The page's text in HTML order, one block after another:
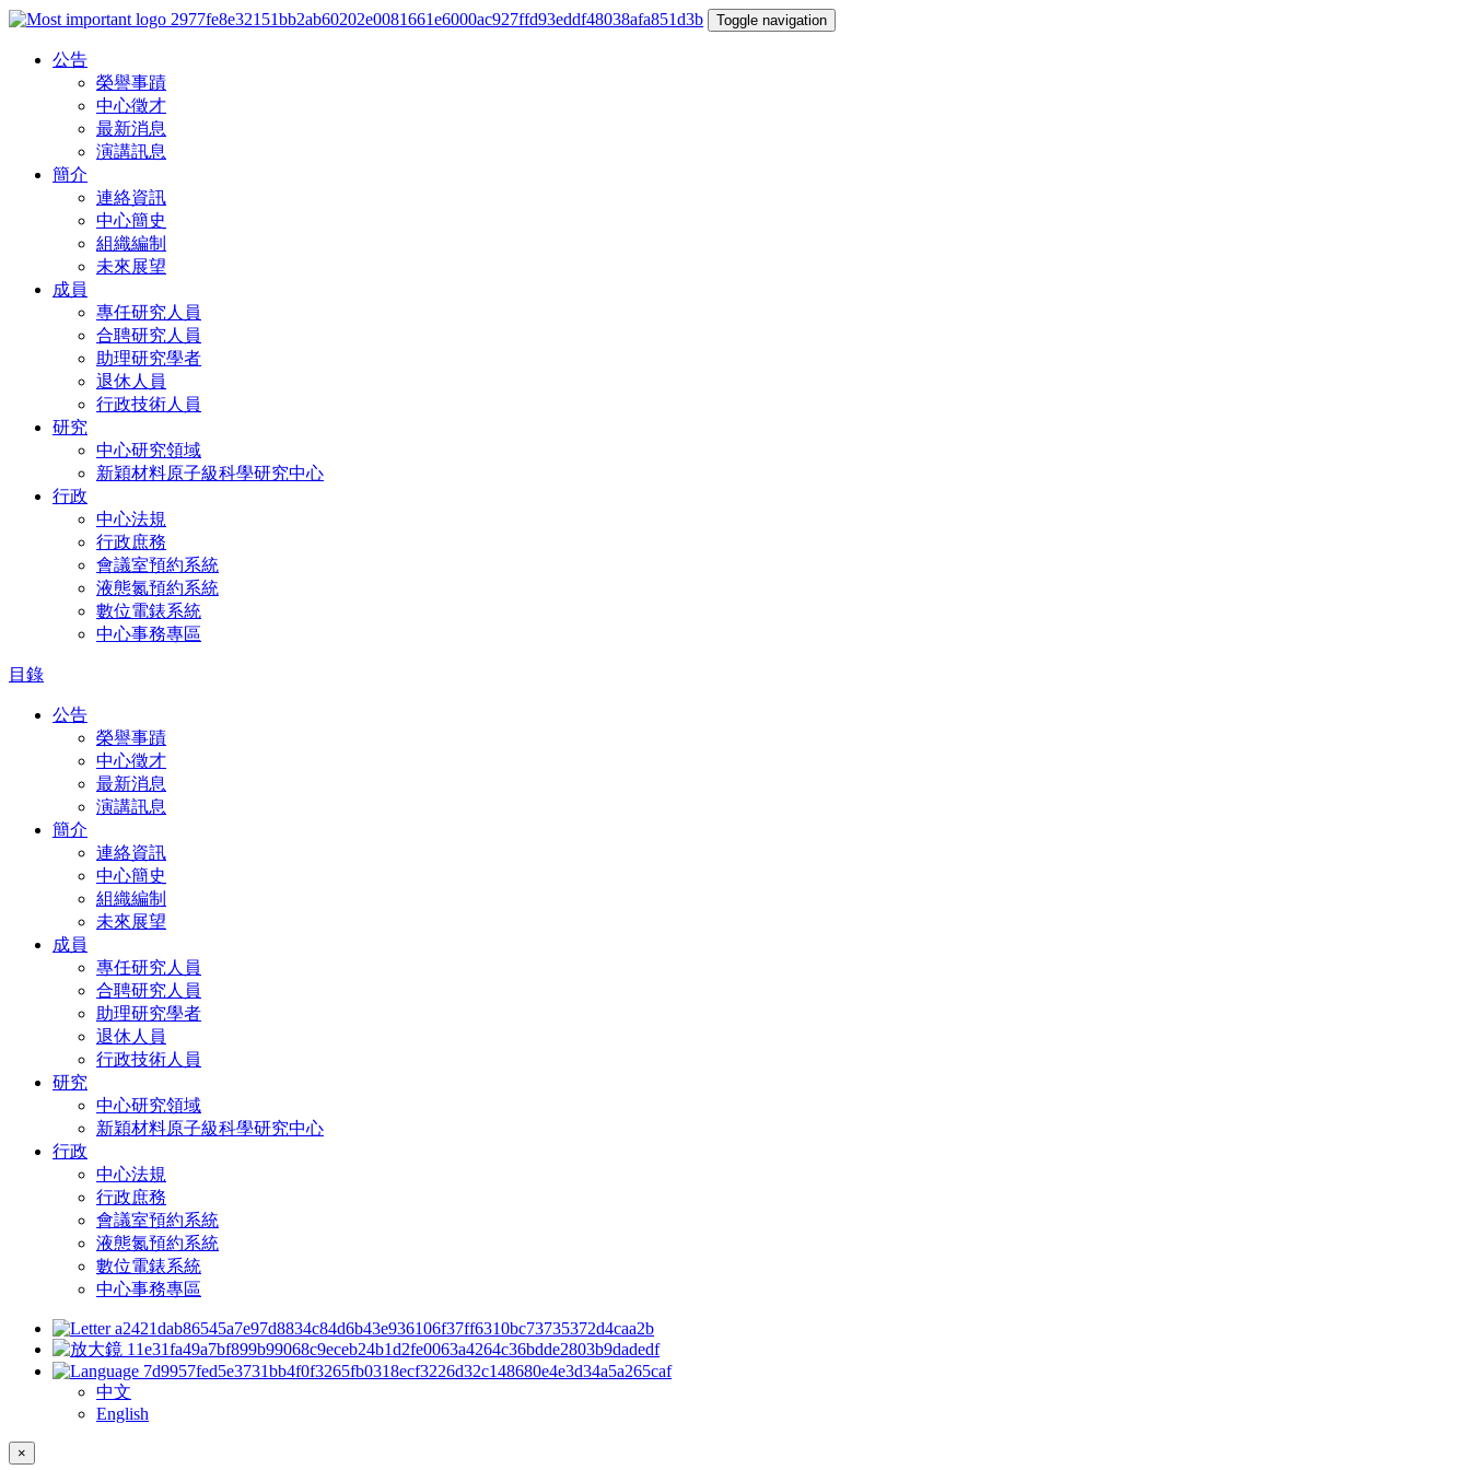
Toggle navigation
公告
榮譽事蹟
中心徵才
最新消息
演講訊息
簡介
連絡資訊
中心簡史
組織編制
未來展望
成員
專任研究人員
合聘研究人員
助理研究學者
退休人員
行政技術人員
研究
中心研究領域
新穎材料原子級科學研究中心
行政
中心法規
行政庶務
會議室預約系統
液態氮預約系統
數位電錶系統
中心事務專區
目錄
公告
榮譽事蹟
中心徵才
最新消息
演講訊息
簡介
連絡資訊
中心簡史
組織編制
未來展望
成員
專任研究人員
合聘研究人員
助理研究學者
退休人員
行政技術人員
研究
中心研究領域
新穎材料原子級科學研究中心
行政
中心法規
行政庶務
會議室預約系統
液態氮預約系統
數位電錶系統
中心事務專區
中文
English
×